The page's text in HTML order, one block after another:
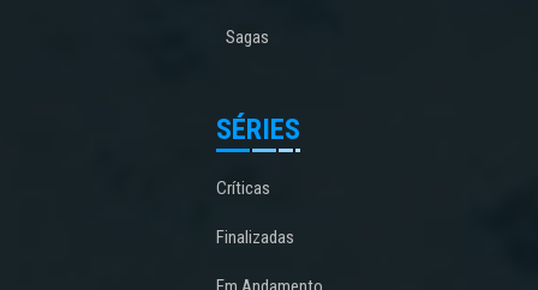
Sagas
SÉRIES
Críticas
Finalizadas